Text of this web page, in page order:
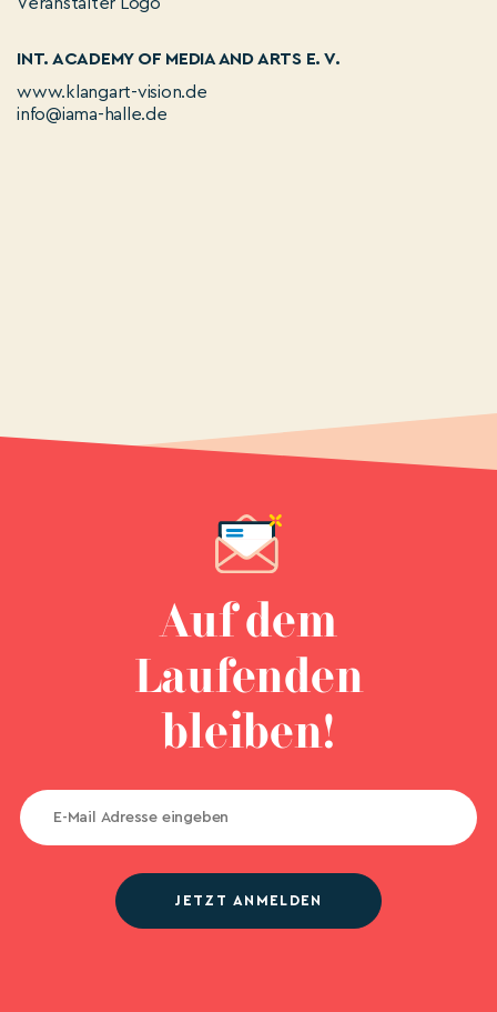
INT. ACADEMY OF MEDIA AND ARTS E. V.
www.klangart-vision.de
info@iama-halle.de
Auf dem
Laufenden
bleiben!
JETZT ANMELDEN